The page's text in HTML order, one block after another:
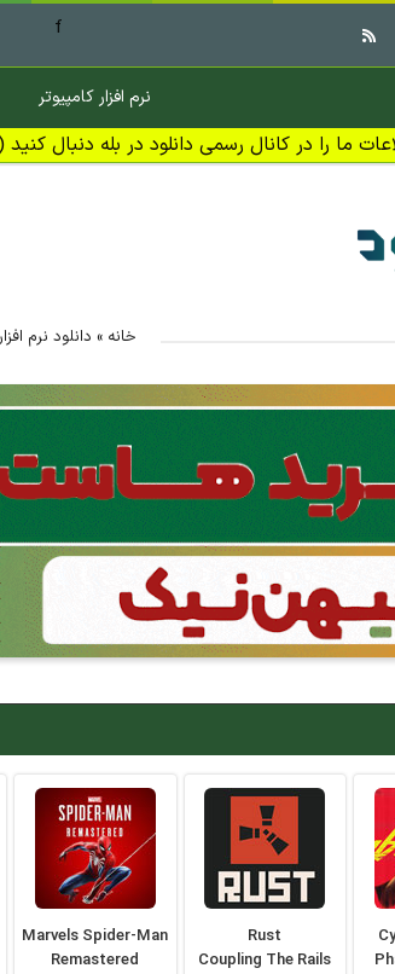
f
نرم افزار کامپیوتر
ما را در کانال رسمی دانلود در بله دنبال کنید
خانه » دانلود نرم
Marvels Spider-Man
Remastered
Rust
Coupling The Rails